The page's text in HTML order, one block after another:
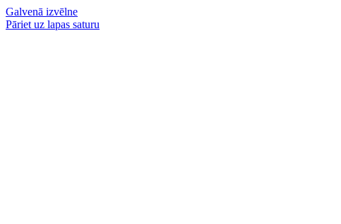
Galvenā izvēlne
Pāriet uz lapas saturu